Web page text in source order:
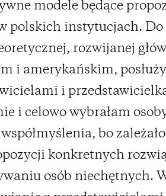
modele będące
polskich instytucjach.
rozwijanej
i amerykańskim,
i
i celowo wybrałam
bo
konkretnych
osób niechętnych.